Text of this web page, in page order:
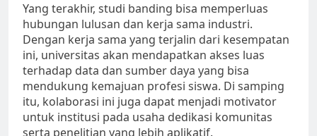
Yang terakhir, studi banding bisa memperluas
hubungan lulusan dan kerja sama industri.
Dengan kerja sama yang terjalin dari kesempatan
ini, universitas akan mendapatkan akses luas
terhadap data dan sumber daya yang bisa
mendukung kemajuan profesi siswa. Di samping
itu, kolaborasi ini juga dapat menjadi motivator
untuk institusi pada usaha dedikasi komunitas
serta penelitian yang lebih aplikatif.